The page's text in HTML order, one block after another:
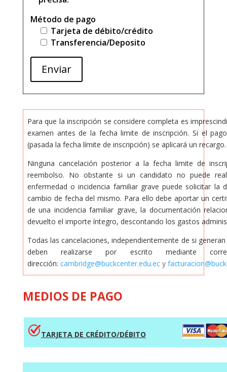
Método de pago
Tarjeta de débito/crédito
Transferencia/Deposito
Enviar
Para que la inscripción se considere completa es
examen antes de la fecha limite de inscripción. Si el
(pasada la fecha límite de inscripción) se aplicará un recargo.
Ninguna cancelación posterior a la fecha limite de
reembolso. No obstante si un candidato no puede
enfermedad o incidencia familiar grave puede solicitar la
cambio de fecha del mismo. Para ello debe aportar un
de una incidencia familiar grave, la documentación
devuelto el importe íntegro, descontando los gastos
Todas las cancelaciones, independientemente de si
deben realizarse por escrito mediante
dirección: cambridge@buckcenter.edu.ec y
MEDIOS DE PAGO
TARJETA DE CRÉDITO/DÉBITO